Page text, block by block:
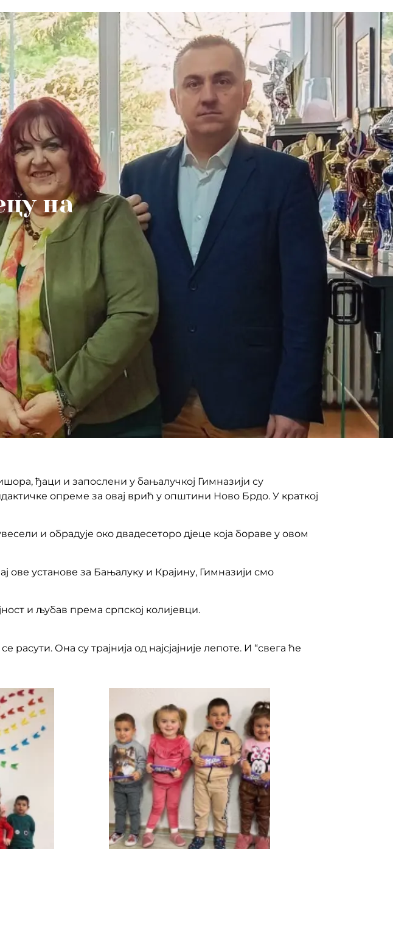
на
ђаци и запослени у бањалучкој Гимназији су
опреме за овај врић у општини Ново Брдо. У краткој
и обрадује око двадесеторо дјеце која бораве у овом
ове установе за Бањалуку и Крајину, Гимназији смо
и љубав према српској колијевци.
Она су трајнија од најсјајније лепоте. И “свега ће